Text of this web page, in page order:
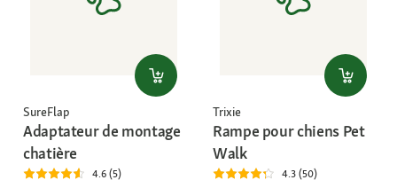
SureFlap
Adaptateur de montage
chatière
4.6 (5)
Trixie
Rampe pour chiens Pet
Walk
4.3 (50)